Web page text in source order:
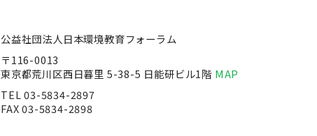
公益社団法人日本環境教育フォーラム
〒116-0013
東京都荒川区西日暮里 5-38-5 日能研ビル1階 MAP
TEL 03-5834-2897
FAX 03-5834-2898